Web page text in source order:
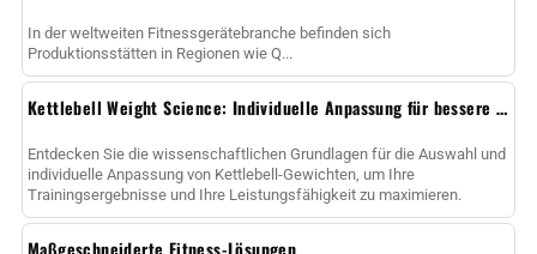
In der weltweiten Fitnessgerätebranche befinden sich
Produktionsstätten in Regionen wie Q...
Kettlebell Weight Science: Individuelle Anpassung für bessere Ergebnisse
Entdecken Sie die wissenschaftlichen Grundlagen für die Auswahl und
individuelle Anpassung von Kettlebell-Gewichten, um Ihre
Trainingsergebnisse und Ihre Leistungsfähigkeit zu maximieren.
Maßgeschneiderte Fitness-Lösungen